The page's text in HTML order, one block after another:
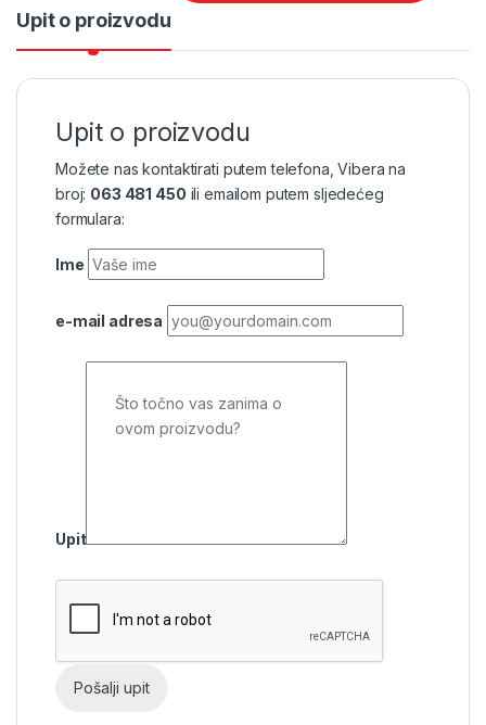
Upit o proizvodu
Upit o proizvodu
Možete nas kontaktirati putem telefona, Vibera na
broj: 063 481 450 ili emailom putem sljedećeg
formulara:
Ime
e-mail adresa
Upit